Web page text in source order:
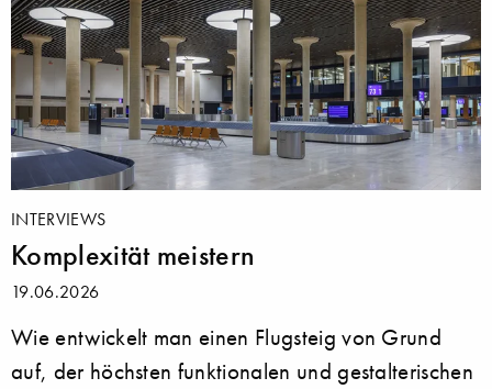
INTERVIEWS
Komplexität meistern
19.06.2026
Wie entwickelt man einen Flugsteig von Grund
auf, der höchsten funktionalen und gestalterischen